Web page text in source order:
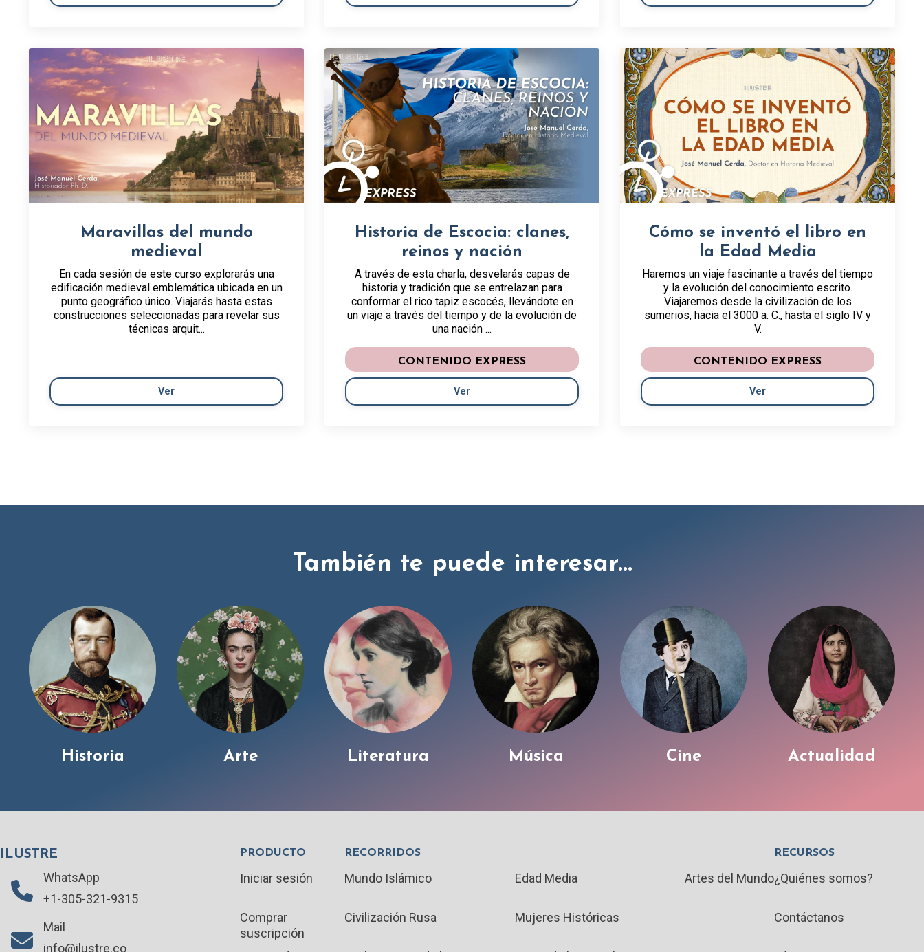
Maravillas del mundo
medieval
En cada sesión de este curso explorarás una
edificación medieval emblemática ubicada en un
punto geográfico único. Viajarás hasta estas
construcciones seleccionadas para revelar sus
técnicas arquit...
Ver
Historia de Escocia: clanes,
reinos y nación
A través de esta charla, desvelarás capas de
historia y tradición que se entrelazan para
conformar el rico tapiz escocés, llevándote en
un viaje a través del tiempo y de la evolución de
una nación ...
CONTENIDO EXPRESS
Ver
Cómo se inventó el libro en
la Edad Media
Haremos un viaje fascinante a través del tiempo
y la evolución del conocimiento escrito.
Viajaremos desde la civilización de los
sumerios, hacia el 3000 a. C., hasta el siglo IV y
V.
CONTENIDO EXPRESS
Ver
También te puede interesar...
Historia Arte Literatura Música Cine Actualidad
ILUSTRE
WhatsApp
+1-305-321-9315
Mail
info@ilustre.co
PRODUCTO
Iniciar sesión
Comprar
suscripción
RECORRIDOS
Mundo Islámico
Civilización Rusa
Edad Media
Mujeres Históricas
Artes del Mundo
RECURSOS
¿Quiénes somos?
Contáctanos